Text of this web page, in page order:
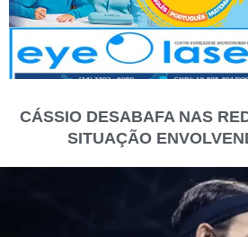
CÁSSIO DESABAFA NAS
SITUAÇÃO